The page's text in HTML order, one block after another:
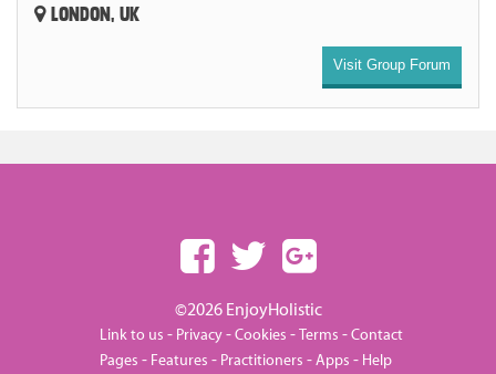
LONDON, UK
Visit Group Forum
©2026 EnjoyHolistic
Link to us - Privacy-Cookies -Terms -Contact
Pages - Features - Practitioners -Apps - Help